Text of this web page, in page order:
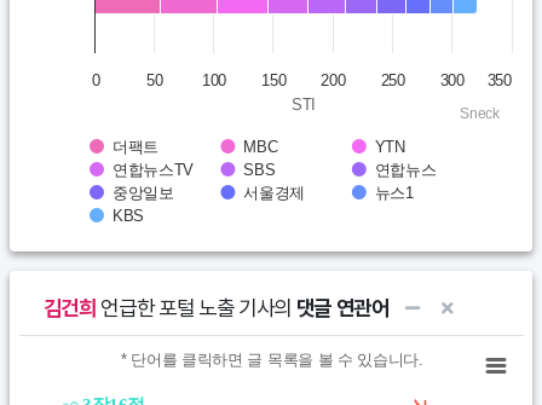
The chart has 1 X axis displaying categories.
The chart has 1 Y axis displaying STI. Data ranges from 55 to
STI
더팩트 MBC
YTN
연합뉴스TV
SBS
연합뉴스
중앙일보
서울경제
뉴스1
KBS
0 50 100 150 200 250 300 350
Sneck
End of interactive chart.
김건희 언급한 포털 노출 기사의 댓글 연관어
* 단어를 클릭하면 글 목록을 볼 수 있습니다.